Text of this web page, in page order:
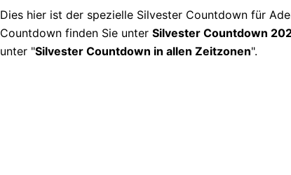
Dies hier ist der spezielle Silvester Countdown für
Countdown finden Sie unter Silvester Countdown
unter "Silvester Countdown in allen Zeitzonen".